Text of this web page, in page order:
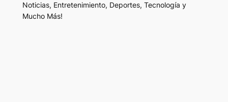
Noticias, Entretenimiento, Deportes, Tecnología y
Mucho Más!